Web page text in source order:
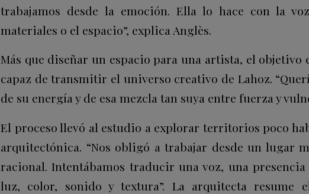
trabajamos desde la emoción. Ella lo hace con la
materiales o el espacio”, explica Anglès.
Más que diseñar un espacio para una artista, el
capaz de transmitir el universo creativo de Lahoz.
de su energía y de esa mezcla tan suya entre fuerza y
El proceso llevó al estudio a explorar territorios poco
arquitectónica. “Nos obligó a trabajar desde un lugar
racional. Intentábamos traducir una voz, una
luz, color, sonido y textura”. La arquitecta resume